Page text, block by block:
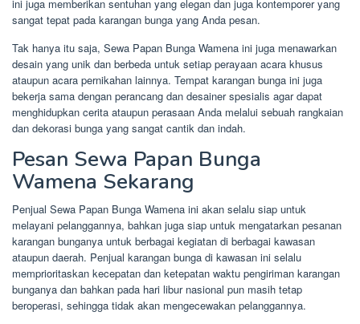
ini juga memberikan sentuhan yang elegan dan juga kontemporer yang
sangat tepat pada karangan bunga yang Anda pesan.
Tak hanya itu saja, Sewa Papan Bunga Wamena ini juga menawarkan
desain yang unik dan berbeda untuk setiap perayaan acara khusus
ataupun acara pernikahan lainnya. Tempat karangan bunga ini juga
bekerja sama dengan perancang dan desainer spesialis agar dapat
menghidupkan cerita ataupun perasaan Anda melalui sebuah rangkaian
dan dekorasi bunga yang sangat cantik dan indah.
Pesan Sewa Papan Bunga
Wamena Sekarang
Penjual Sewa Papan Bunga Wamena ini akan selalu siap untuk
melayani pelanggannya, bahkan juga siap untuk mengatarkan pesanan
karangan bunganya untuk berbagai kegiatan di berbagai kawasan
ataupun daerah. Penjual karangan bunga di kawasan ini selalu
memprioritaskan kecepatan dan ketepatan waktu pengiriman karangan
bunganya dan bahkan pada hari libur nasional pun masih tetap
beroperasi, sehingga tidak akan mengecewakan pelanggannya.